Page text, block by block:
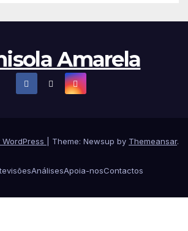
Amarela
Theme: Newsup by Themeansar.
AnálisesApoia-nosContactos